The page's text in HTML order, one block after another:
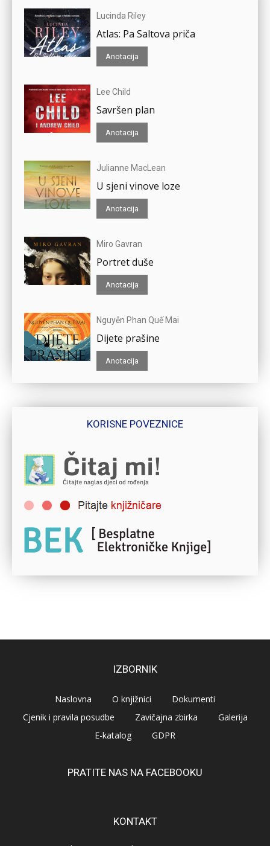
Lucinda Riley
Atlas: Pa Saltova priča
Anotacija
Lee Child
Savršen plan
Anotacija
Julianne MacLean
U sjeni vinove loze
Anotacija
Miro Gavran
Portret duše
Anotacija
Nguyễn Phan Quế Mai
Dijete prašine
Anotacija
KORISNE POVEZNICE
IZBORNIK
Naslovna O knjižnici
Dokumenti
Cjenik i pravila posudbe
Zavičajna zbirka
Galerija
E-katalog
GDPR
PRATITE NAS NA FACEBOOKU
KONTAKT